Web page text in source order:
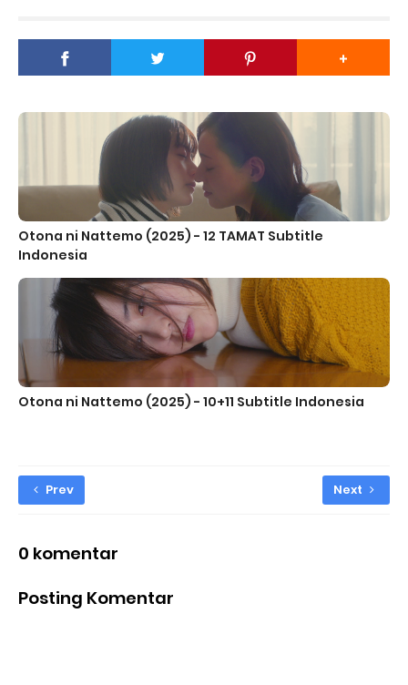
Otona ni Nattemo (2025) - 12 TAMAT Subtitle
Indonesia
Otona ni Nattemo (2025) - 10+11 Subtitle Indonesia
Prev Next
0 komentar
Posting Komentar